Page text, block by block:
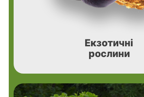
Екзотичні
рослини